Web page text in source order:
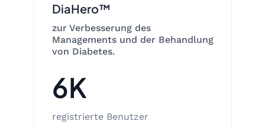
DiaHero™
zur Verbesserung des
Managements und der Behandlung
von Diabetes.
6K
registrierte Benutzer